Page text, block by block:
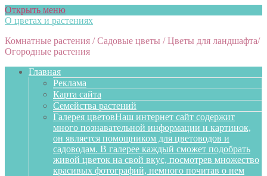
Открыть меню
О цветах и растениях
Комнатные растения / Садовые цветы / Цветы для ландшафта/
Огородные растения
Главная
Реклама
Карта сайта
Семейства растений
Галерея цветовНаш интернет сайт содержит
много познавательной информации и картинок,
он является помощником для цветоводов и
садоводам. В галерее каждый сможет подобрать
живой цветок на свой вкус, посмотрев множество
красивых фотографий, немного почитав о нем